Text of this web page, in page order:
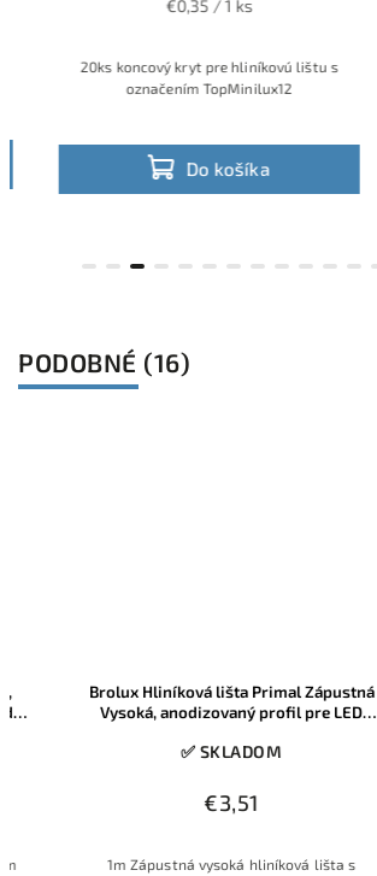
€0,35 / 1 ks
Do košíka
20ks koncový kryt pre hliníkovú lištu s
označením TopMinilux12
PODOBNÉ (16)
Brolux Hliníková lišta Primal Zápustná
Vysoká, anodizovaný profil pre LED
✅ SKLADOM
€3,51
1m Zápustná vysoká hliníková lišta s